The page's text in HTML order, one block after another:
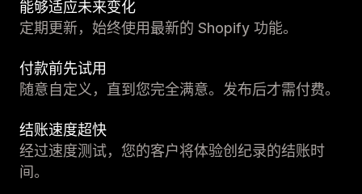
能够适应未来变化
定期更新，始终使用最新的 Shopify 功能。
付款前先试用
随意自定义，直到您完全满意。发布后才需付费。
结账速度超快
经过速度测试，您的客户将体验创纪录的结账时
间。